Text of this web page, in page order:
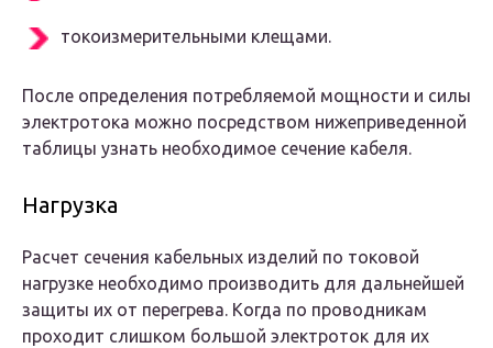
токоизмерительными клещами.
После определения потребляемой мощности и силы
электротока можно посредством нижеприведенной
таблицы узнать необходимое сечение кабеля.
Нагрузка
Расчет сечения кабельных изделий по токовой
нагрузке необходимо производить для дальнейшей
защиты их от перегрева. Когда по проводникам
проходит слишком большой электроток для их